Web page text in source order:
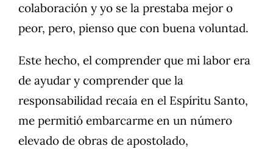
colaboración y yo se la prestaba mejor o
peor, pero, pienso que con buena voluntad.
Este hecho, el comprender que mi labor era
de ayudar y comprender que la
responsabilidad recaía en el Espíritu Santo,
me permitió embarcarme en un número
elevado de obras de apostolado,